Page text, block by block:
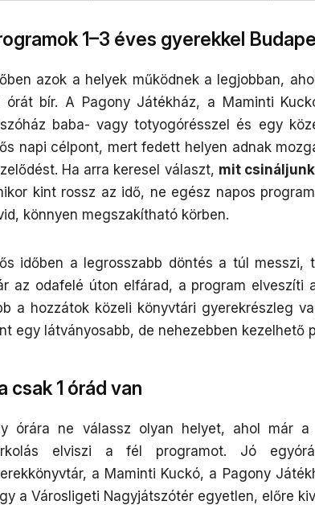
1–3 éves gyerekkel
azok a helyek működnek a legjobban,
órát bír. A Pagony Játékház, a Maminti
baba- vagy totyogórésszel és egy
napi célpont, mert fedett helyen adnak
Ha arra keresel választ, mit
kint rossz az idő, ne egész napos
könnyen megszakítható körben.
időben a legrosszabb döntés a túl messzi,
az odafelé úton elfárad, a program elveszíti
a hozzátok közeli könyvtári gyerekrészleg
egy látványosabb, de nehezebben kezelhető
csak 1 órád van
órára ne válassz olyan helyet, ahol már a
elviszi a fél programot. Jó
a Maminti Kuckó, a Pagony
a Városligeti Nagyjátszótér egyetlen, előre